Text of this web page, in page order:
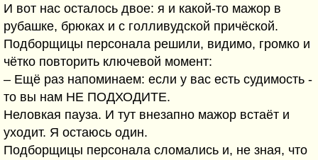
И вот нас осталось двое: я и какой-то мажор в
рубашке, брюках и с голливудской причёской.
Подборщицы персонала решили, видимо, громко и
чётко повторить ключевой момент:
– Ещё раз напоминаем: если у вас есть судимость -
то вы нам НЕ ПОДХОДИТЕ.
Неловкая пауза. И тут внезапно мажор встаёт и
уходит. Я остаюсь один.
Подборщицы персонала сломались и, не зная, что